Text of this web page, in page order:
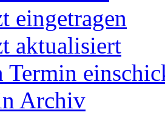
eingetragen
aktualisiert
Termin
Archiv